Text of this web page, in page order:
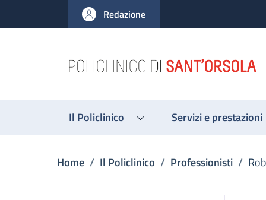
al contenuto principale
to footer content
Redazione
Il Policlinico Servizi e prestazioni
Briciole di pane
Home / Il Policlinico / Professionisti /